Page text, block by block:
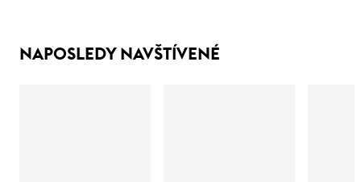
NAPOSLEDY NAVŠTÍVENÉ